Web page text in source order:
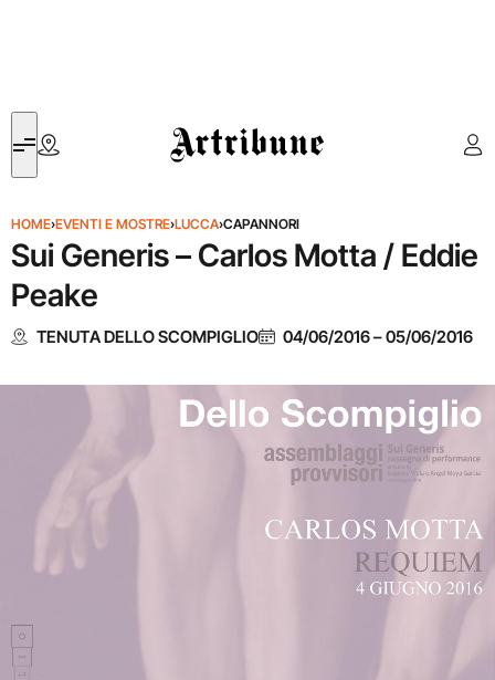
Artribune
HOME›EVENTI E MOSTRE›LUCCA›CAPANNORI
Sui Generis – Carlos Motta / Eddie
Peake
TENUTA DELLO SCOMPIGLIO 04/06/2016–05/06/2016